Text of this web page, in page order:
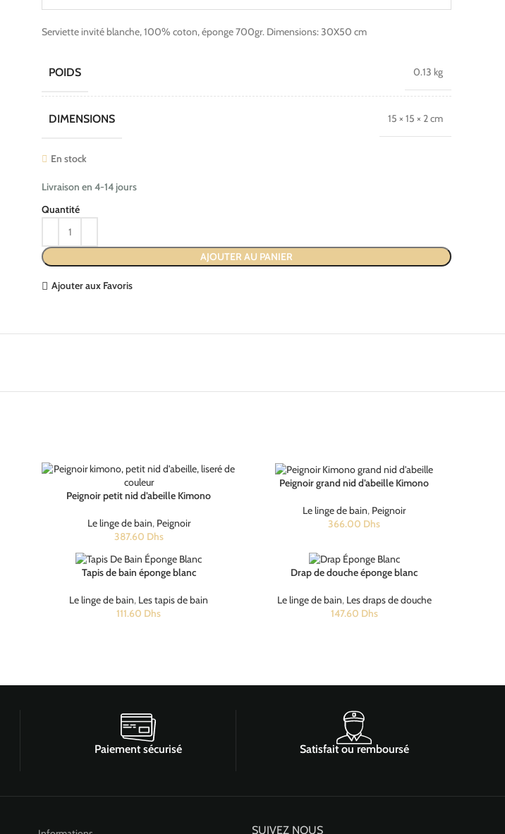
Serviette invité blanche, 100% coton, éponge 700gr. Dimensions: 30X50 cm
POIDS 0.13 kg
DIMENSIONS 15 × 15 × 2 cm
En stock
Livraison en 4-14 jours
AJOUTER AU PANIER
Ajouter aux Favoris
Peignoir petit nid d’abeille Kimono
Le linge de bain, Peignoir
387.60 Dhs
Peignoir grand nid d’abeille Kimono
Le linge de bain, Peignoir
366.00 Dhs
Tapis de bain éponge blanc
Le linge de bain, Les tapis de bain
111.60 Dhs
Drap de douche éponge blanc
Le linge de bain, Les draps de douche
147.60 Dhs
Paiement sécurisé Satisfait ou remboursé
SUIVEZ NOUS